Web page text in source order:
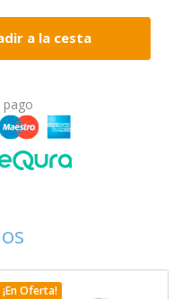
a la cesta
¡En Oferta!